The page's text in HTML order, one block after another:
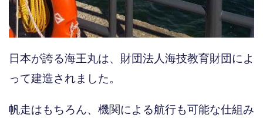
日本が誇る海王丸は、財団法人海技教育財団によ
って建造されました。
帆走はもちろん、機関による航行も可能な仕組み